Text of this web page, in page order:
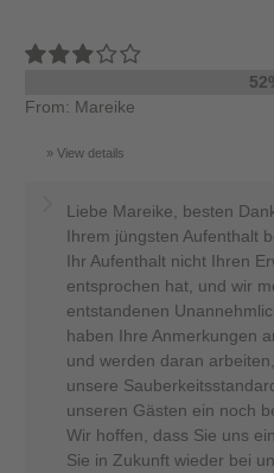
From: Mareike
View details
Liebe Mareike, besten
Ihrem jüngsten Aufenthalt
Ihr Aufenthalt nicht Ihren
entsprochen hat, und wir
entstandenen
haben Ihre Anmerkungen
und werden daran
unsere
unseren Gästen ein noch
Wir hoffen, dass Sie uns
Sie in Zukunft wieder bei